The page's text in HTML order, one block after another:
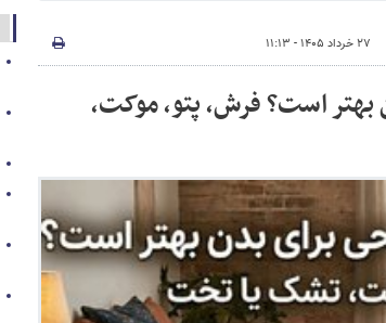
۲۷ خرداد ۱۴۰۵ - ۱۱:۱۳
است؟ فرش، پتو، موکت،